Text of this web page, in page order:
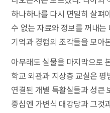
하나하나를 다시 면밀히 살펴
수 없는 자료와 정보를 꺼내
기억과 경험의 조각들을 모아
아무래도 실물을 마지막으로
학교 외관과 지상층 교실은 평
연결된 개별 특활실들과 성큰
중심엔 가변식 대강당과 그것